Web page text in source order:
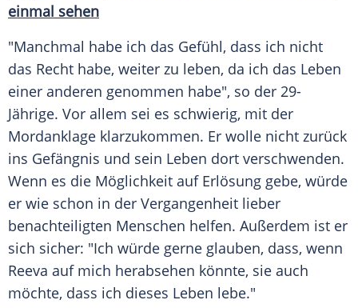
einmal sehen
"Manchmal habe ich das Gefühl, dass ich nicht
das Recht habe, weiter zu leben, da ich das Leben
einer anderen genommen habe", so der 29-
Jährige. Vor allem sei es schwierig, mit der
Mordanklage klarzukommen. Er wolle nicht zurück
ins Gefängnis und sein Leben dort verschwenden.
Wenn es die Möglichkeit auf Erlösung gebe, würde
er wie schon in der Vergangenheit lieber
benachteiligten Menschen helfen. Außerdem ist er
sich sicher: "Ich würde gerne glauben, dass, wenn
Reeva auf mich herabsehen könnte, sie auch
möchte, dass ich dieses Leben lebe."